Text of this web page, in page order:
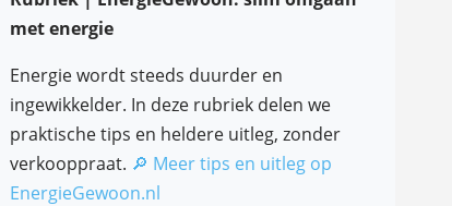
met energie
Energie wordt steeds duurder en
ingewikkelder. In deze rubriek delen we
praktische tips en heldere uitleg, zonder
verkooppraat. 🔎 Meer tips en uitleg op
EnergieGewoon.nl